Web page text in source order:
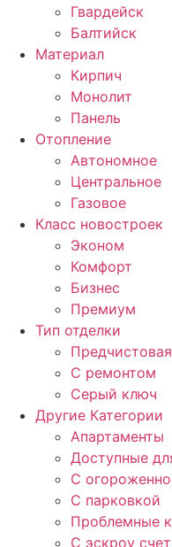
Гвардейск
Балтийск
Материал
Кирпич
Монолит
Панель
Отопление
Автономное
Центральное
Газовое
Класс новостроек
Эконом
Комфорт
Бизнес
Премиум
Тип отделки
С ремонтом
Серый ключ
Другие Категории
Апартаменты
Доступные
С
С парковкой
Проблемные
С эскроу